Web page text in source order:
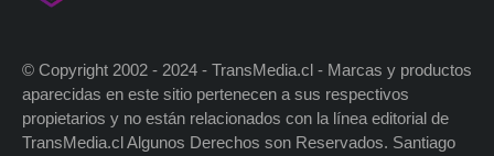
© Copyright 2002 - 2024 - TransMedia.cl - Marcas y productos
aparecidas en este sitio pertenecen a sus respectivos
propietarios y no están relacionados con la línea editorial de
TransMedia.cl Algunos Derechos son Reservados. Santiago